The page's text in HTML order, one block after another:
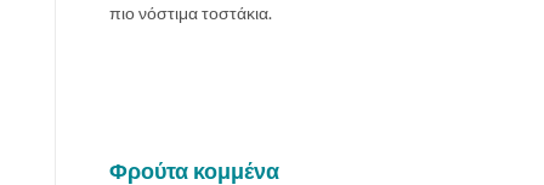
πιο νόστιμα τοστάκια.
Φρούτα κομμένα